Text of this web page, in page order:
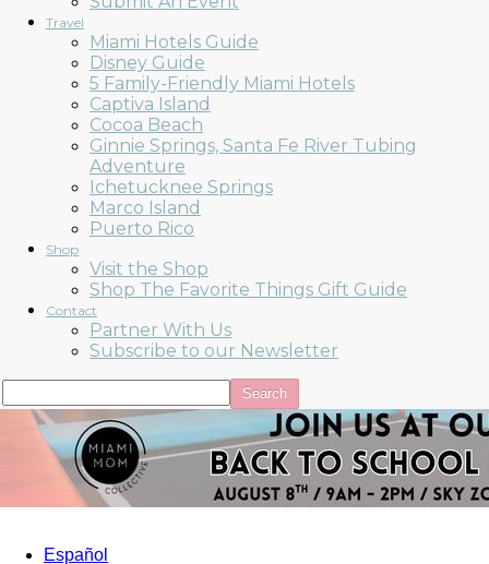
Travel
Miami Hotels Guide
Disney Guide
5 Family-Friendly Miami Hotels
Captiva Island
Cocoa Beach
Ginnie Springs, Santa Fe River Tubing
Adventure
Ichetucknee Springs
Marco Island
Puerto Rico
Shop
Visit the Shop
Shop The Favorite Things Gift Guide
Contact
Partner With Us
Subscribe to our Newsletter
Español